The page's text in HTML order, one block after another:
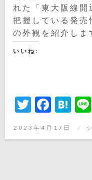
れた「東大阪線開
把握している発売
の外観を紹介しま
いいね:
Twitter
投
日:
2023年4月17日